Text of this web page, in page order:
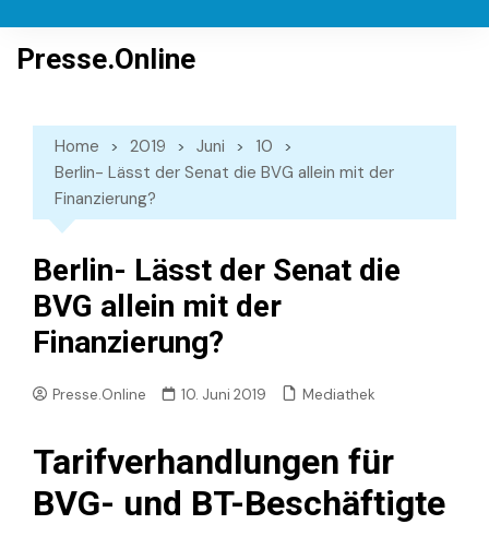
content
Presse.Online
Home 2019 Juni
10
Berlin- Lässt der Senat die BVG allein mit der
Finanzierung?
Berlin- Lässt der Senat die
BVG allein mit der
Finanzierung?
Presse.Online 10. Juni 2019 Mediathek
Tarifverhandlungen für
BVG- und BT-Beschäftigte